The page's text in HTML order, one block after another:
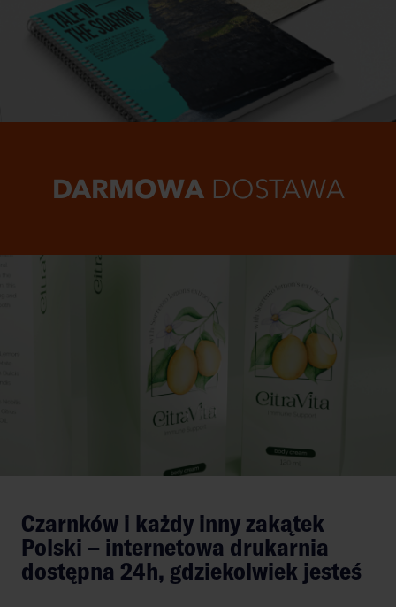
DARMOWA DOSTAWA
Czarnków i każdy inny zakątek
Polski – internetowa drukarnia
dostępna 24h, gdziekolwiek jesteś